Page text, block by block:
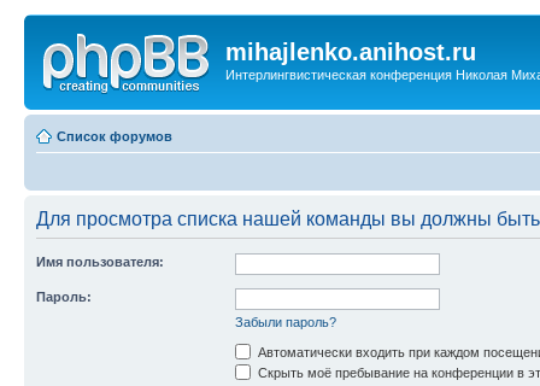
mihajlenko.anihost.ru
Интерлингвистическая конференция Николая
Список форумов
Для просмотра списка нашей команды вы должны
Имя пользователя:
Пароль:
Забыли пароль?
Автоматически входить при каждом
Скрыть моё пребывание на конференции в